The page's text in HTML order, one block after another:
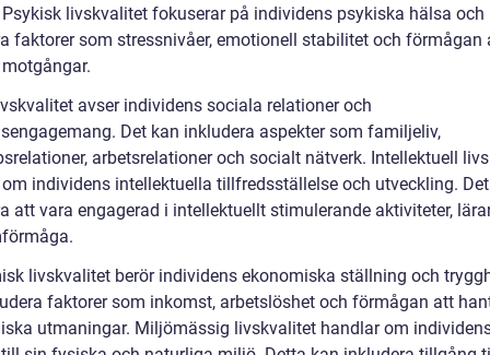
livskvalitet fokuserar på individens psykiska hälsa och
faktorer som stressnivåer, emotionell stabilitet och förmågan
avser individens sociala relationer och
Det kan inkludera aspekter som familjeliv,
arbetsrelationer och socialt nätverk. Intellektuell
individens intellektuella tillfredsställelse och utveckling.
att vara engagerad i intellektuellt stimulerande aktiviteter,
livskvalitet berör individens ekonomiska ställning och
faktorer som inkomst, arbetslöshet och förmågan att
utmaningar. Miljömässig livskvalitet handlar om